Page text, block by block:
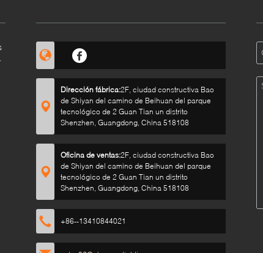
Dirección fábrica:2F, ciudad constructiva Bao
de Shiyan del camino de Beihuan del parque
tecnológico de 2 Guan Tian un distrito
Shenzhen, Guangdong, China 518108
Oficina de ventas:2F, ciudad constructiva Bao
de Shiyan del camino de Beihuan del parque
tecnológico de 2 Guan Tian un distrito
Shenzhen, Guangdong, China 518108
+86--13410844021